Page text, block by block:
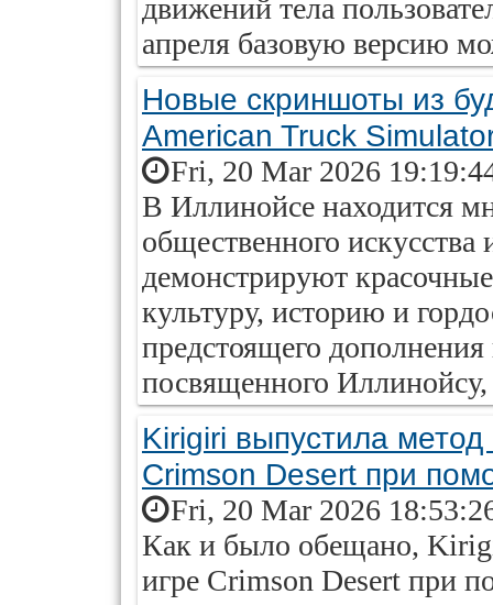
движений тела
апреля базовую версию
Новые скриншоты из
American Truck
Fri, 20 Mar 2026
В Иллинойсе находится
общественного искусства
демонстрируют
культуру, историю и
предстоящего
посвященного
Kirigiri выпустила
Crimson Desert при
Fri, 20 Mar 2026
Как и было обещано,
игре Crimson Desert при